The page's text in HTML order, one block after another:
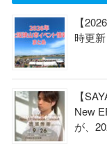
【
時更新
【
New
が、